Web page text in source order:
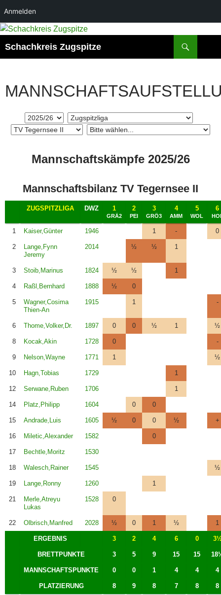
Anmelden
Zum
springen
Schachkreis Zugspitze
Mannschaftskämpfe 2025/26
Mannschaftsbilanz TV Tegernsee II
ZUGSPITZLIGA DWZ 1
GRÄ2
2
PEI
3
GRÖ3
4
AMM
5
WOL
6
1 Kaiser,Günter 1946 1 - 0
2
Lange,Fynn
Jeremy
2014 ½ ½ 1
3 Stoib,Marinus 1824 ½ ½ 1
4 Raßl,Bernhard 1888 ½ 0
5
Wagner,Cosima
Thien-An
1915 1 -
6 Thome,Volker,Dr. 1897 0 0 ½ 1 ½
8 Kocak,Akin 1728 0 -
9 Nelson,Wayne 1771 1 ½
10 Hagn,Tobias 1729 1
12 Serwane,Ruben 1706 1
14 Platz,Philipp 1604 0 0
15 Andrade,Luis 1605 ½ 0 0 ½ +
16 Miletic,Alexander 1582 0
17 Bechtle,Moritz 1530
18 Walesch,Rainer 1545 ½
19 Lange,Ronny 1260 1
21
Merle,Atreyu
Lukas
1528 0
22 Olbrisch,Manfred 2028 ½ 0 1 ½ 1
ERGEBNIS 3 2 4 6 0
BRETTPUNKTE 3 5 9 15 15
MANNSCHAFTSPUNKTE 0 0 1 4 4 4
PLATZIERUNG 8 9 8 7 8 8